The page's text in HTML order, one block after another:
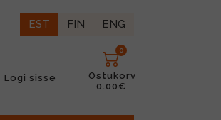
EST FIN ENG
Logi sisse
0
Ostukorv
0.00€